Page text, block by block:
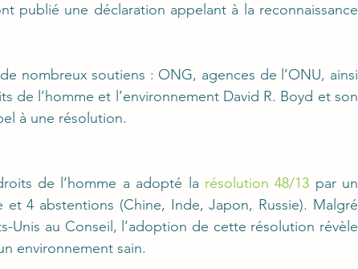
publié une déclaration appelant à la reconnaissance
nombreux soutiens : ONG, agences de l’ONU, ainsi
de l’homme et l’environnement David R. Boyd et son
à une résolution.
de l’homme a adopté la résolution 48/13 par un
4 abstentions (Chine, Inde, Japon, Russie). Malgré
Unis au Conseil, l’adoption de cette résolution révèle
environnement sain.